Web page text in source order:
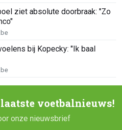
ziet absolute doorbraak: "Zo
bij Kopecky: "Ik baal
voetbalnieuws!
onze nieuwsbrief